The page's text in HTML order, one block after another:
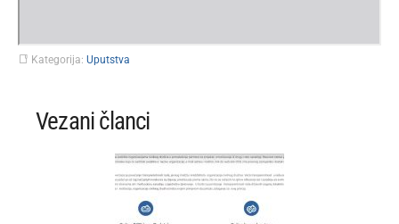
Kategorija: Uputstva
Vezani članci